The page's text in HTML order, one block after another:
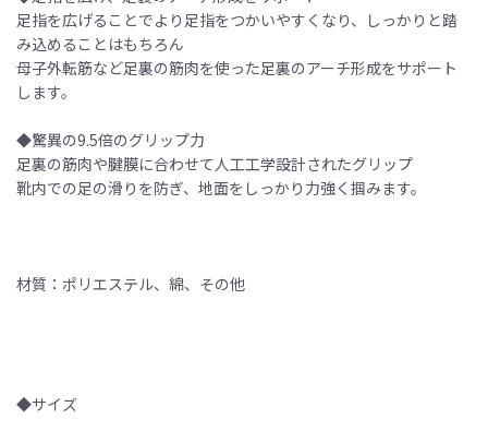
足指を広げることでより足指をつかいやすくなり、しっかりと踏
み込めることはもちろん
母子外転筋など足裏の筋肉を使った足裏のアーチ形成をサポート
します。
◆驚異の9.5倍のグリップ力
足裏の筋肉や腱膜に合わせて人工工学設計されたグリップ
靴内での足の滑りを防ぎ、地面をしっかり力強く掴みます。
材質：ポリエステル、綿、その他
◆サイズ